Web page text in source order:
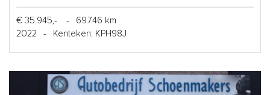
€ 35.945,- -
69.746 km
2022
- Kenteken: KPH98J